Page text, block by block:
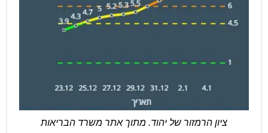
ציון הרמזור של יהוד. מתוך אתר משרד הבריאות